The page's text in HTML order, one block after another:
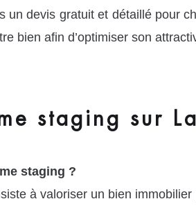
un devis gratuit et détaillé pour
bien afin d’optimiser son
staging sur
staging ?
à valoriser un bien